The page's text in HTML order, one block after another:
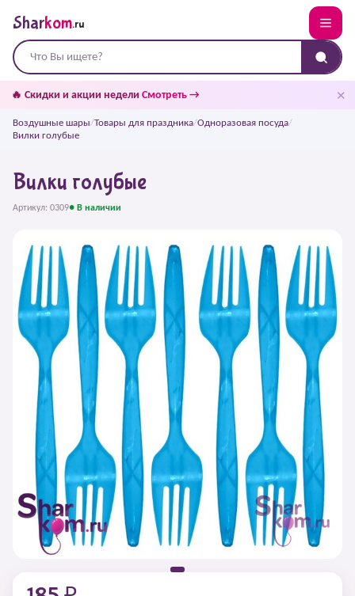
Sharkom.ru
🔥 Скидки и акции недели Смотреть → ✕
Воздушные шары/Товары для праздника/Одноразовая посуда/
Вилки голубые
Вилки голубые
Артикул: 0309● В наличии